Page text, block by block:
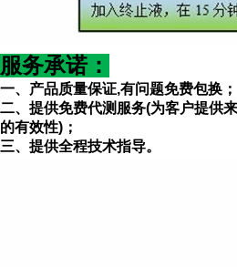
服务承诺：
一、产品质量保证,有问题免费包换；
二、提供免费代测服务(为客户提供
的有效性)；
三、提供全程技术指导。